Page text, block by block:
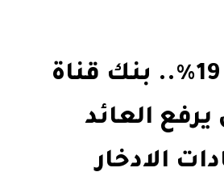
يصل إلى 19%.. بنك قناة
العائد
الادخار